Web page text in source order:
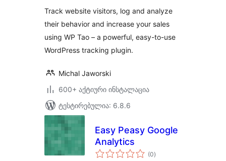
Track website visitors, log and analyze
their behavior and increase your sales
using WP Tao – a powerful, easy-to-use
WordPress tracking plugin.
Michal Jaworski
600+ აქტიური ინსტალაცია
ტესტირებულია: 6.8.6
Easy Peasy Google
Analytics
(0საერთო
რეიტინგი
)